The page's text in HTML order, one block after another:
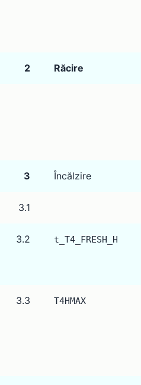
2 Răcire
3 Încălzire
3.1
3.2 t_T4_FRESH_H
3.3 T4HMAX